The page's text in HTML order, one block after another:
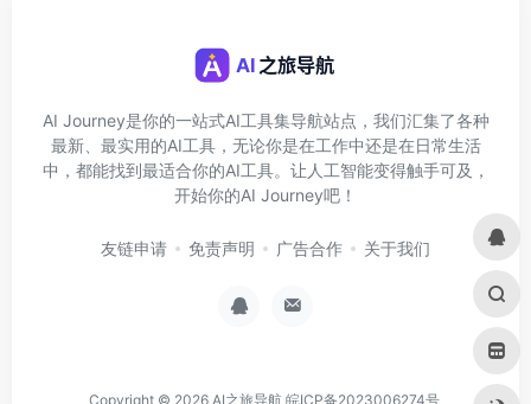
AI Journey是你的一站式AI工具集导航站点，我们汇集了各种
最新、最实用的AI工具，无论你是在工作中还是在日常生活
中，都能找到最适合你的AI工具。让人工智能变得触手可及，
开始你的AI Journey吧！
友链申请 免责声明 广告合作 关于我们
Copyright © 2026 AI之旅导航 皖ICP备2023006274号